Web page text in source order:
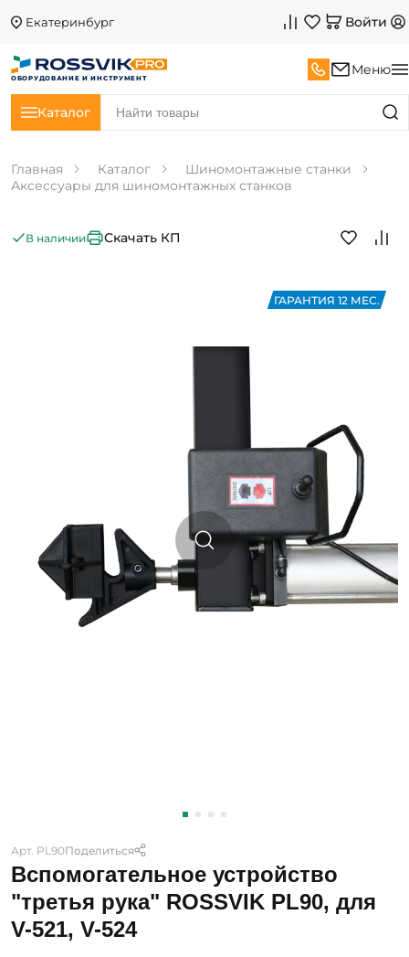
Екатеринбург Войти
ОБОРУДОВАНИЕ И ИНСТРУМЕНТ
Меню
Каталог
Главная Каталог
Шиномонтажные станки
Аксессуары для шиномонтажных станков
ГАРАНТИЯ 12 МЕС.
Арт. PL90Поделиться
Вспомогательное устройство
"третья рука" ROSSVIK PL90, для
V-521, V-524
В наличии Скачать КП